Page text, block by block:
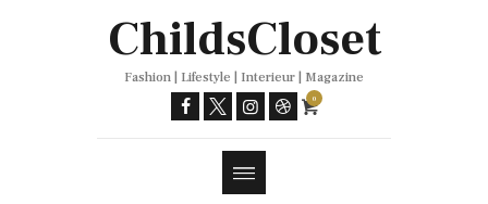
ChildsCloset
Fashion | Lifestyle | Interieur | Magazine
0